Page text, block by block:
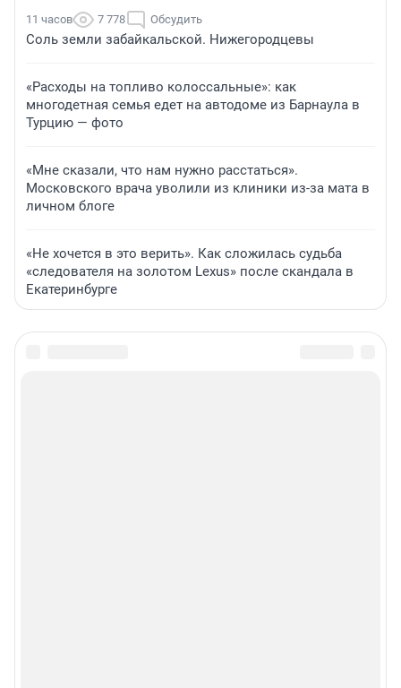
11 часов 7 778 Обсудить
Соль земли забайкальской. Нижегородцевы
«Расходы на топливо колоссальные»: как
многодетная семья едет на автодоме из Барнаула в
Турцию — фото
«Мне сказали, что нам нужно расстаться».
Московского врача уволили из клиники из-за мата в
личном блоге
«Не хочется в это верить». Как сложилась судьба
«следователя на золотом Lexus» после скандала в
Екатеринбурге